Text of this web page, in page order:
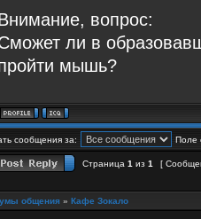
вопрос:
ли в
мышь?
сообщения за: Поле
Страница 1 из 1 [
общения » Кафе Зокало